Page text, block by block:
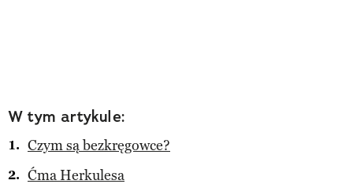
W tym artykule:
Czym są bezkręgowce?
Ćma Herkulesa